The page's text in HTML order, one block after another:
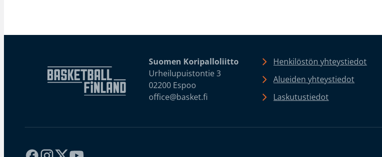
Suomen Koripalloliitto
Urheilupuistontie 3
02200 Espoo
office@basket.fi
Henkilöstön yhteystiedot
Alueiden yhteystiedot
Laskutustiedot